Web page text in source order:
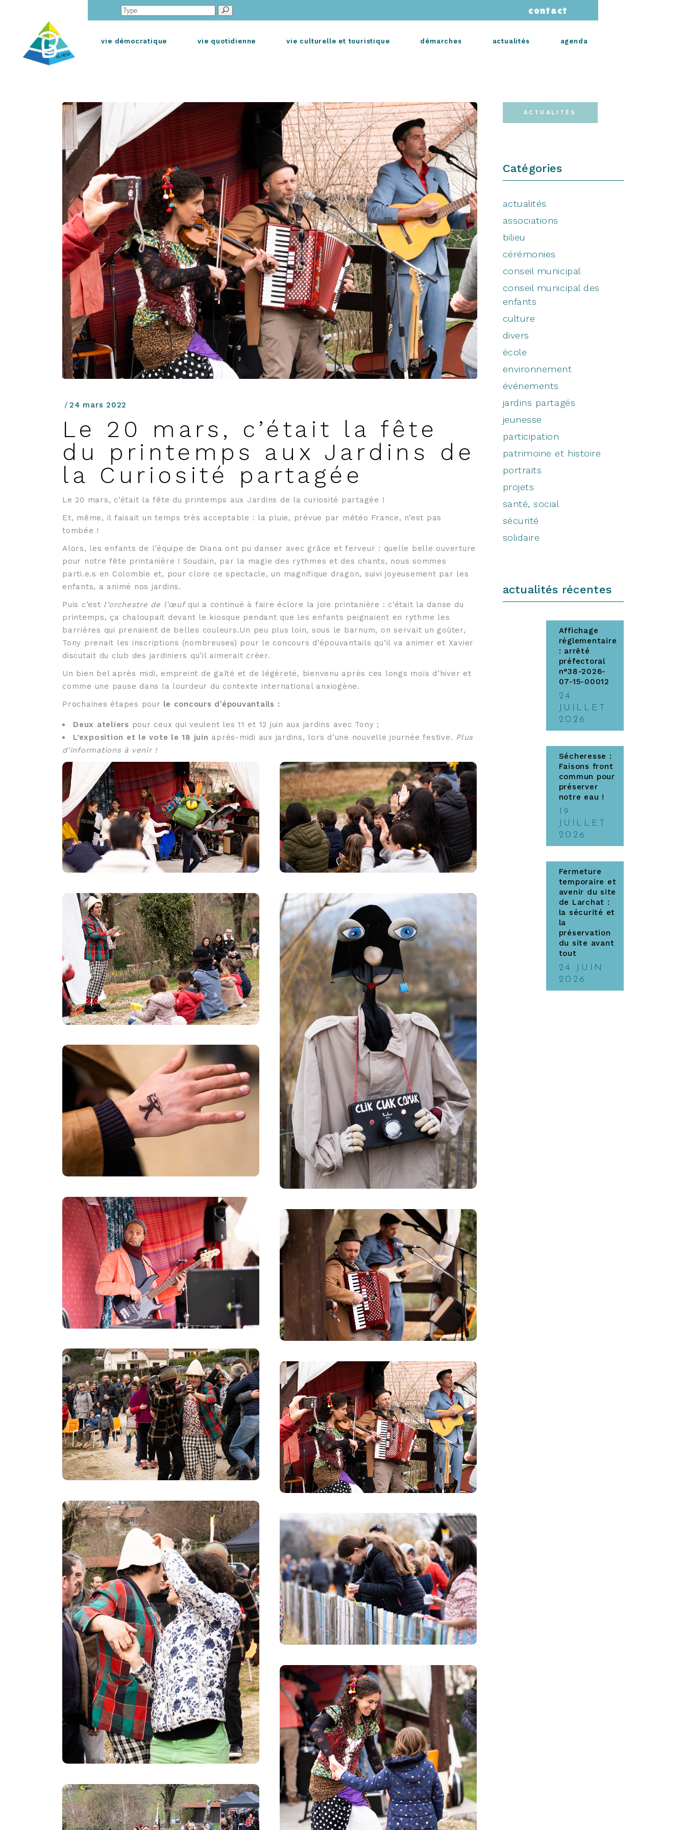
Search
for:
contact
vie démocratique vie quotidienne vie culturelle et touristique démarches actualités agenda
24 mars 2022
Le 20 mars, c’était la fête
du printemps aux Jardins de
la Curiosité partagée
Le 20 mars, c’était la fête du printemps aux Jardins de la curiosité partagée !
Et, même, il faisait un temps très acceptable : la pluie, prévue par météo France, n’est pas
tombée !
Alors, les enfants de l’équipe de Diana ont pu danser avec grâce et ferveur : quelle belle ouverture
pour notre fête printanière ! Soudain, par la magie des rythmes et des chants, nous sommes
parti.e.s en Colombie et, pour clore ce spectacle, un magnifique dragon, suivi joyeusement par les
enfants, a animé nos jardins.
Puis c’est l’orchestre de l’œufqui a continué à faire éclore la joie printanière : c’était la danse du
printemps, ça chaloupait devant le kiosque pendant que les enfants peignaient en rythme les
barrières qui prenaient de belles couleurs.Un peu plus loin, sous le barnum, on servait un goûter,
Tony prenait les inscriptions (nombreuses) pour le concours d’épouvantails qu’il va animer et Xavier
discutait du club des jardiniers qu’il aimerait créer.
Un bien bel après midi, empreint de gaîté et de légèreté, bienvenu après ces longs mois d’hiver et
comme une pause dans la lourdeur du contexte international anxiogène.
Prochaines étapes pour le concours d’épouvantails :
Deux ateliers pour ceux qui veulent les 11 et 12 juin aux jardins avec Tony ;
L’exposition et le vote le 18 juin après-midi aux jardins, lors d’une nouvelle journée festive. Plus
d’informations à venir !
ACTUALITÉS
Catégories
actualités
associations
bilieu
cérémonies
conseil municipal
conseil municipal des
enfants
culture
divers
école
environnement
événements
jardins partagés
jeunesse
participation
patrimoine et histoire
portraits
projets
santé, social
sécurité
solidaire
actualités récentes
Affichage
réglementaire
: arrêté
préfectoral
n°38-2026-
07-15-00012
24
JUILLET
2026
Sécheresse :
Faisons front
commun pour
préserver
notre eau !
19
JUILLET
2026
Fermeture
temporaire et
avenir du site
de Larchat :
la sécurité et
la
préservation
du site avant
tout
24 JUIN
2026